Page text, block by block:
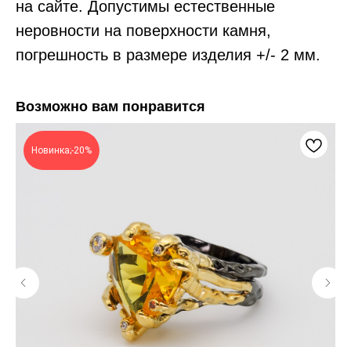
на сайте. Допустимы естественные
неровности на поверхности камня,
погрешность в размере изделия +/- 2 мм.
Возможно вам понравится
Новинка;-20%